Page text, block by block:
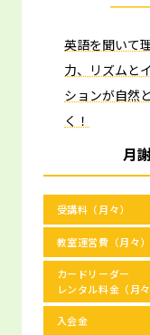
英語を聞いて
力、リズムと
ションが自然
く！
月
受講料（月々）
教室運営費（月々）
カードリーダー
レンタル料金（月々
入会金